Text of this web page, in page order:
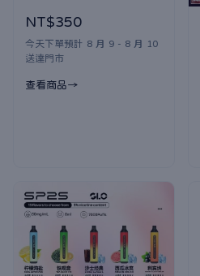
NT$350
今天下單預計 8 月 9 - 8 月 10
送達門市
查看商品